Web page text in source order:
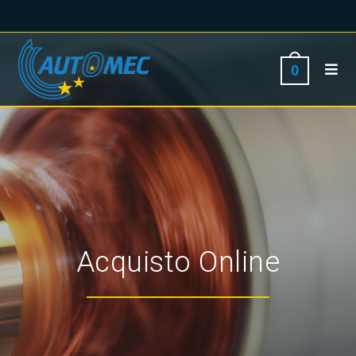
0
Acquisto Online